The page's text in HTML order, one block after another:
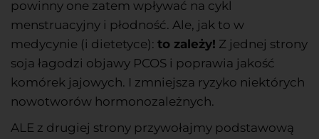
powinny one zatem wpływać na cykl
menstruacyjny i płodność. Ale, jak to w
medycynie (i dietetyce): to zależy! Z jednej strony
soja łagodzi objawy PCOS i poprawia jakość
komórek jajowych. I zmniejsza ryzyko niektórych
nowotworów hormonozależnych.
ALE z drugiej strony przywołajmy podstawową